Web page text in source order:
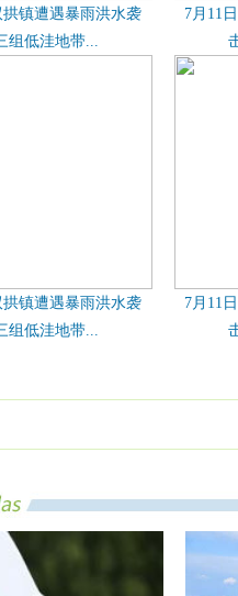
镇遭遇暴雨洪水袭
组低洼地带...
7月11
镇遭遇暴雨洪水袭
组低洼地带...
7月11